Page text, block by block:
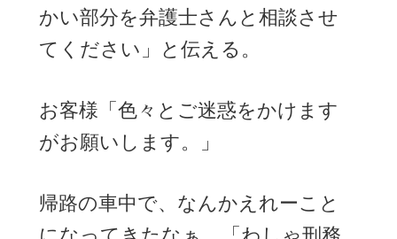
かい部分を弁護士さんと相談させ
てください」と伝える。
お客様「色々とご迷惑をかけます
がお願いします。」
帰路の車中で、なんかえれーこと